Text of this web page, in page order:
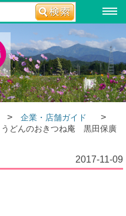
> 企業・店舗ガイド >
うどんのおきつね庵 黒田保廣
2017-11-09